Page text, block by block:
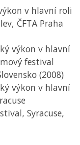
v hlavní roli
ČFTA Praha
výkon v hlavní
festival
(2008)
výkon v hlavní
Syracuse,